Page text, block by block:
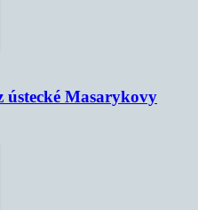
ústecké Masarykovy